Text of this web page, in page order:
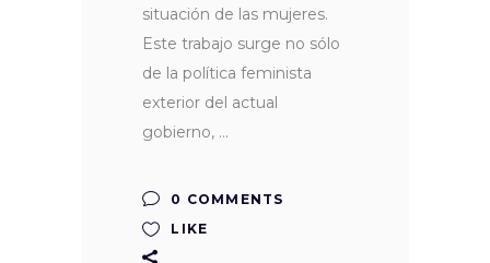
situación de las mujeres.
Este trabajo surge no sólo
de la política feminista
exterior del actual
gobierno,
0 COMMENTS
LIKE